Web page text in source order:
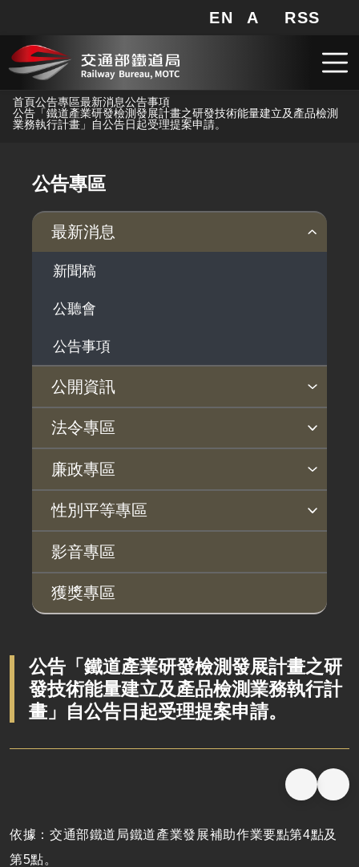
跳到主要內容
網站地圖
EN A 局長信箱
RSS
首頁公告專區最新消息公告事項
公告「鐵道產業研發檢測發展計畫之研發技術能量建立及產品檢測
業務執行計畫」自公告日起受理提案申請。
公告專區
最新消息
新聞稿
公聽會
公告事項
公開資訊
主動公開政府資訊專區
法律及法規命令
解釋性規定及裁量基準
政府機關資訊
行政指導有關文書
施政計畫、業務統計及研究報告
支付或接受之補助
政策宣導廣告支出
個人資料保護專區
Open Data專區
出版品專區
雙語詞彙專區
生態檢核專區
用地取得行政透明專區
用地公告
用地法規
徵收案件資訊
臺鐵局撥入資產債務基金專區
法令專區
法令查詢
解釋性規定及裁量基準
法令英譯徵集意見專區
訴願文件下載
相關實務判解
相關網站資源
廉政專區
揭弊者保護專區
廉政訊息
利益衝突迴避園地
公務員廉政倫理規範
公職人員財產申報園地
廉政檢舉管道
桃地計畫廉政平臺專網
桃地計畫
廉政平臺
啟動儀式及交流座談會
定期聯繫會議
廉政體系
性別平等專區
性別平等工作小組
宣傳事項
性別平等推動計畫
性別平等統計分析
性別平等影響評估
性騷擾防治
相關網站
影音專區
獲獎專區
公告「鐵道產業研發檢測發展計畫之研
發技術能量建立及產品檢測業務執行計
畫」自公告日起受理提案申請。
依據：交通部鐵道局鐵道產業發展補助作業要點第4點及
第5點。